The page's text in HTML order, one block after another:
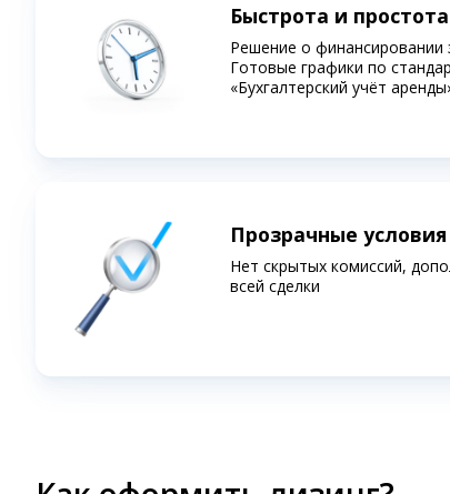
Быстрота и
Решение о
Готовые графики по
«Бухгалтерский учёт
Прозрачные условия
Нет скрытых комиссий,
всей сделки